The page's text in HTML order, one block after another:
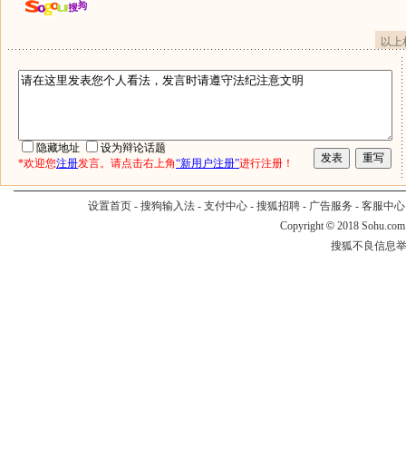
以
隐藏地址
设为辩论话题
*欢迎您注册发言。请点击右上角“新用户注册”进行注册！
设置首页- 搜狗输入法- 支付中心- 搜狐招聘- 广告服务 - 客服中心
Copyright © 2018
搜狐不良信息